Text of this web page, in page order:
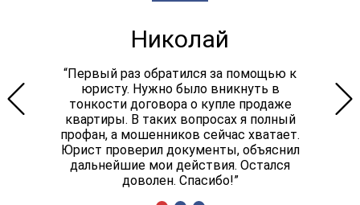
Николай
“Первый раз обратился за помощью к
юристу. Нужно было вникнуть в
тонкости договора о купле продаже
квартиры. В таких вопросах я полный
профан, а мошенников сейчас хватает.
Юрист проверил документы, объяснил
дальнейшие мои действия. Остался
доволен. Спасибо!”